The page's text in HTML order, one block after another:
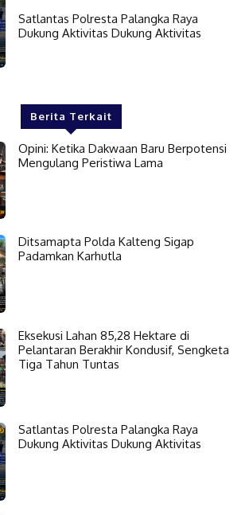
Satlantas Polresta Palangka Raya
Dukung Aktivitas Dukung Aktivitas
Berita Terkait
Opini: Ketika Dakwaan Baru Berpotensi
Mengulang Peristiwa Lama
Ditsamapta Polda Kalteng Sigap
Padamkan Karhutla
Eksekusi Lahan 85,28 Hektare di
Pelantaran Berakhir Kondusif, Sengketa
Tiga Tahun Tuntas
Satlantas Polresta Palangka Raya
Dukung Aktivitas Dukung Aktivitas